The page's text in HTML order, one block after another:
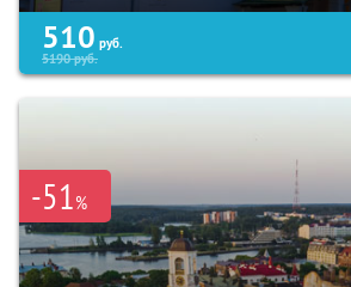
510 руб.
5190руб.
-51%